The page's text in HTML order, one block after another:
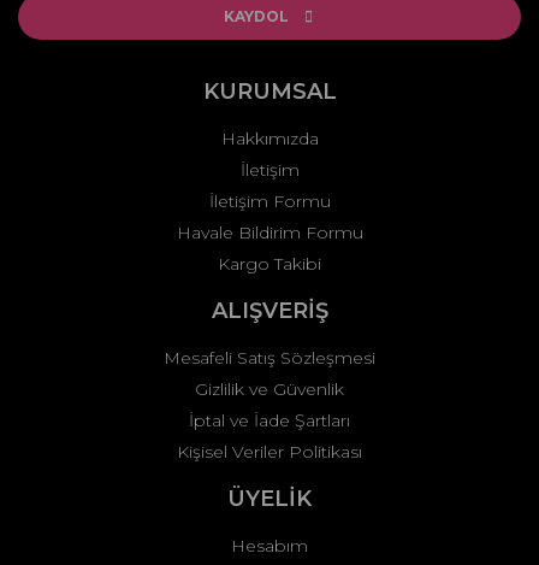
Ürün açıklamasında eksik bilgiler bulunuyor.
Ürün fiyatı diğer sitelerden daha pahalı.
Gönder
KAYDOL
KURUMSAL
Hakkımızda
İletişim
İletişim Formu
Havale Bildirim Formu
Kargo Takibi
ALIŞVERİŞ
Mesafeli Satış Sözleşmesi
Gizlilik ve Güvenlik
İptal ve İade Şartları
Kişisel Veriler Politikası
ÜYELİK
Hesabım